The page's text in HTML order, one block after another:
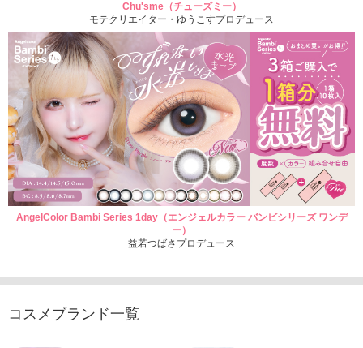
Chu'sme（チューズミー）
モテクリエイター・ゆうこすプロデュース
AngelColor Bambi Series 1day（エンジェルカラー バンビシリーズ ワンデ
ー）
益若つばさプロデュース
コスメブランド一覧